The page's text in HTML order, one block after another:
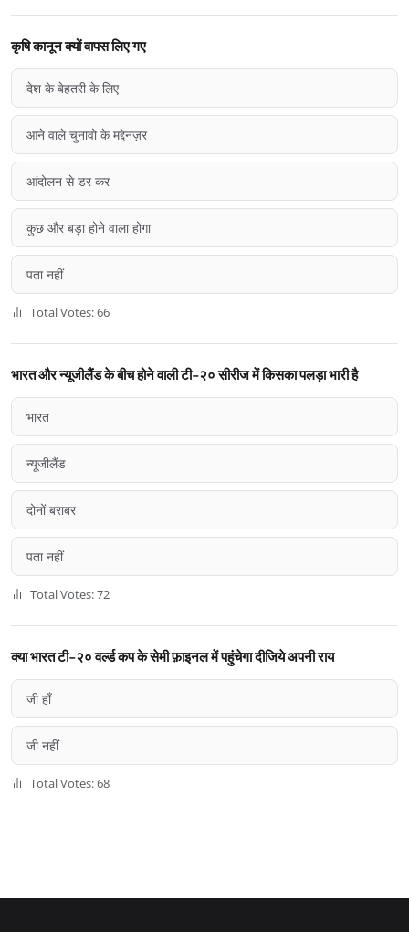
कृषि कानून क्यों वापस लिए गए
देश के बेहतरी के लिए
आने वाले चुनावो के मद्देनज़र
आंदोलन से डर कर
कुछ और बड़ा होने वाला होगा
पता नहीं
Total Votes: 66
भारत और न्यूजीलैंड के बीच होने वाली टी-२० सीरीज में किसका पलड़ा भारी है
भारत
न्यूजीलैंड
दोनों बराबर
पता नहीं
Total Votes: 72
क्या भारत टी-२० वर्ल्ड कप के सेमी फ़ाइनल में पहुंचेगा दीजिये अपनी राय
जी हाँ
जी नहीं
Total Votes: 68